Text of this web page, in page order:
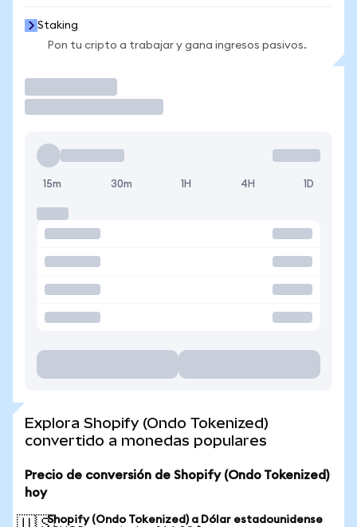
Staking
Pon tu cripto a trabajar y gana ingresos pasivos.
15m 30m 1H 4H 1D
Explora Shopify (Ondo Tokenized)
convertido a monedas populares
Precio de conversión de Shopify (Ondo Tokenized)
hoy
Shopify (Ondo Tokenized) a Dólar estadounidense